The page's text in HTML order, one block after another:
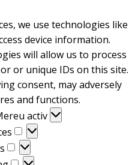
we use technologies like
device information.
will allow us to process
or unique IDs on this site.
consent, may adversely
and functions.
activ
Preferences
Statistics